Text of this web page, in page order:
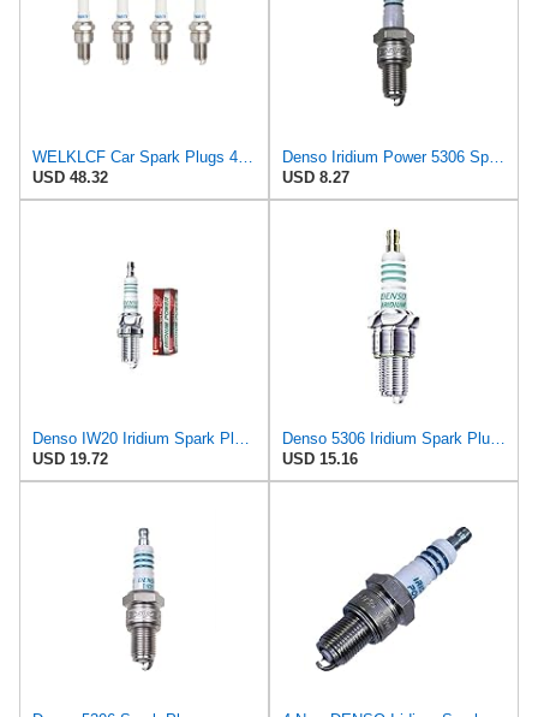
WELKLCF Car Spark Plugs 4PCS Iridium Spark Plugs Torch F6RTI Replace Compatible with Candle BPR6EGP
USD 48.32
USD 8.27
USD 19.72
USD 15.16